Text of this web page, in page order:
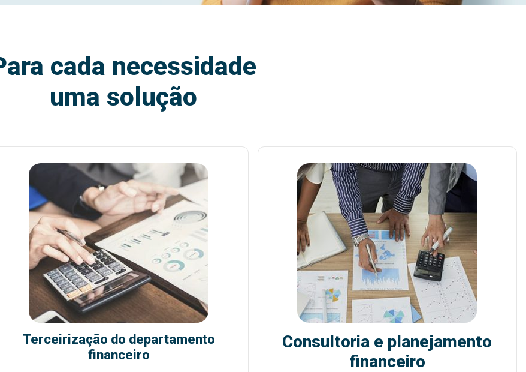
cada necessidade
uma solução
Terceirização do departamento
financeiro
Consultoria e planejamento
financeiro